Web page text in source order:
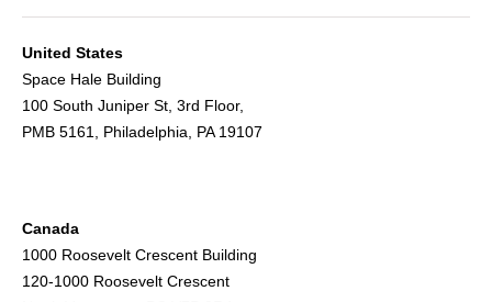
United States
Space Hale Building
100 South Juniper St, 3rd Floor,
PMB 5161, Philadelphia, PA 19107
Canada
1000 Roosevelt Crescent Building
120-1000 Roosevelt Crescent